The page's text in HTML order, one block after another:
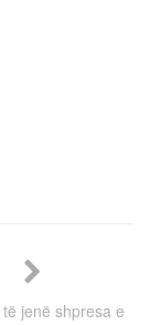
jenë shpresa e